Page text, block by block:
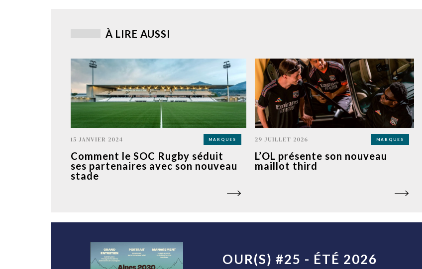
À LIRE AUSSI
15 JANVIER 2024 MARQUES
Comment le SOC Rugby séduit
ses partenaires avec son nouveau
stade
29 JUILLET 2026 MARQUES
L’OL présente son nouveau
maillot third
OUR(S) #25 - ÉTÉ 2026